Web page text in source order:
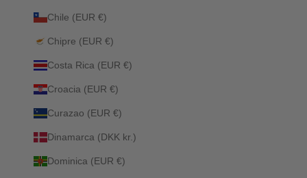
Chile (EUR €)
Chipre (EUR €)
Costa Rica (EUR €)
Croacia (EUR €)
Curazao (EUR €)
Dinamarca (DKK kr.)
Dominica (EUR €)